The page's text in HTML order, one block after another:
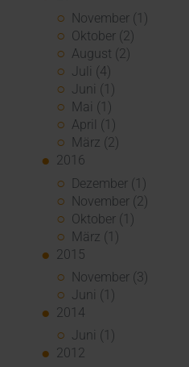
November (1)
Oktober (2)
August (2)
Juli (4)
Juni (1)
Mai (1)
April (1)
März (2)
2016
Dezember (1)
November (2)
Oktober (1)
März (1)
2015
November (3)
Juni (1)
2014
Juni (1)
2012